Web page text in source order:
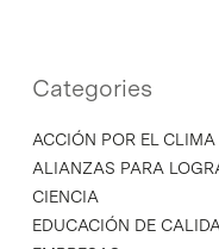
Categories
ACCIÓN POR EL CLIMA
ALIANZAS PARA
CIENCIA
EDUCACIÓN DE